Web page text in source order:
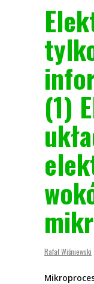
(1)
Rafał Wiśniewski